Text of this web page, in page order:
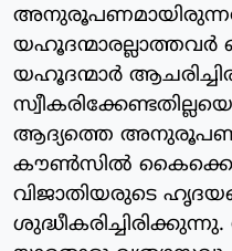
യഹൂദന്മാര്‍
ആദ്യത്തെ അനുരൂപണ
കൗണ്‍സില്‍
വിജാതിയരുടെ